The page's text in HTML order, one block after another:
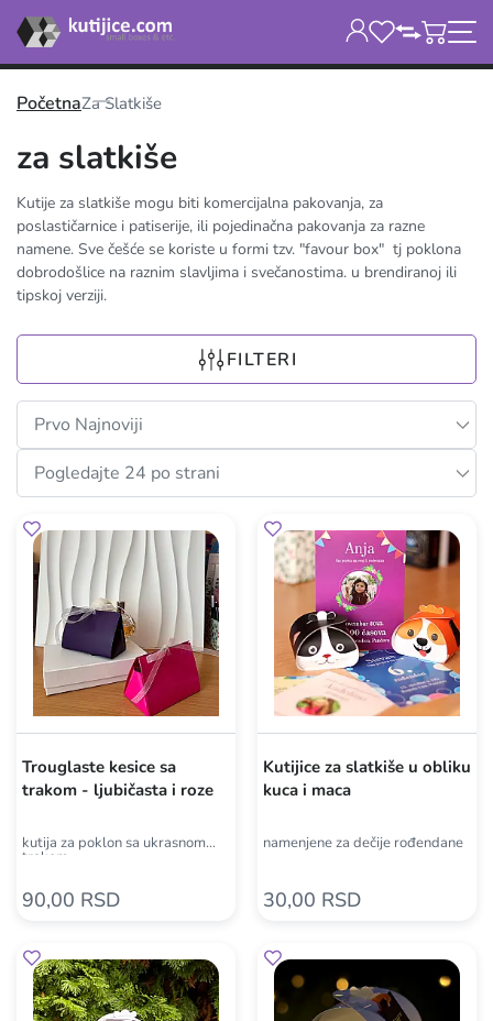
PočetnaZa Slatkiše
za slatkiše
Kutije za slatkiše mogu biti komercijalna pakovanja, za
poslastičarnice i patiserije, ili pojedinačna pakovanja za razne
namene. Sve češće se koriste u formi tzv. "favour box" tj poklona
dobrodošlice na raznim slavljima i svečanostima. u brendiranoj ili
tipskoj verziji.
FILTERI
Trouglaste kesice sa
trakom - ljubičasta i roze
kutija za poklon sa ukrasnom
trakom
90,00 RSD
Kutijice za slatkiše u obliku
kuca i maca
namenjene za dečije rođendane
30,00 RSD